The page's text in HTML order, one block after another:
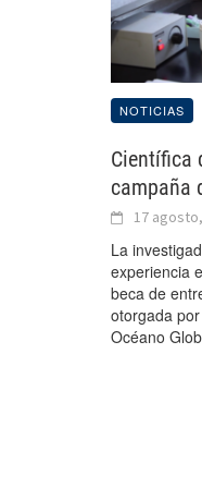
NOTICIAS
Científica
campaña
17
La
experiencia
beca de
otorgada
Océano